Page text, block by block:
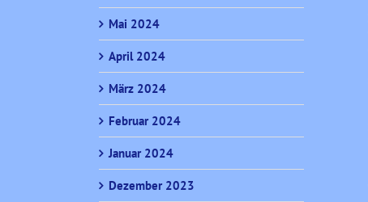
Mai 2024
April 2024
März 2024
Februar 2024
Januar 2024
Dezember 2023